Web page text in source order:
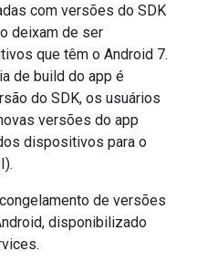
com versões do SDK
deixam de ser
que têm o Android 7.
de build do app é
do SDK, os usuários
versões do app
dispositivos para o
de versões
disponibilizado